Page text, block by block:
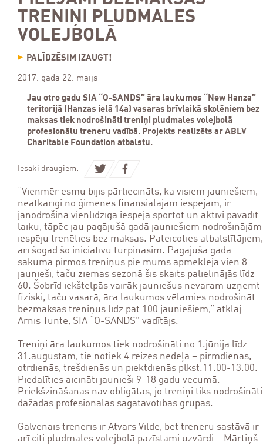
TRENIŅI PLUDMALES
VOLEJBOLĀ
PALĪDZĒSIM IZAUGT!
2017. gada 22. maijs
Jau otro gadu SIA “O-SANDS” āra laukumos “New Hanza”
teritorijā (Hanzas ielā 14a) vasaras brīvlaikā skolēniem bez
maksas tiek nodrošināti treniņi pludmales volejbolā
profesionālu treneru vadībā. Projekts realizēts ar ABLV
Charitable Foundation atbalstu.
Iesaki draugiem:
“Vienmēr esmu bijis pārliecināts, ka visiem jauniešiem,
neatkarīgi no ģimenes finansiālajām iespējām, ir
jānodrošina vienlīdzīga iespēja sportot un aktīvi pavadīt
laiku, tāpēc jau pagājušā gadā jauniešiem nodrošinājām
iespēju trenēties bez maksas. Pateicoties atbalstītājiem,
arī šogad šo iniciatīvu turpināsim. Pagājušā gada
sākumā pirmos treniņus pie mums apmeklēja vien 8
jaunieši, taču ziemas sezonā šis skaits palielinājās līdz
60. Šobrīd iekštelpās vairāk jauniešus nevaram uzņemt
fiziski, taču vasarā, āra laukumos vēlamies nodrošināt
bezmaksas treniņus līdz pat 100 jauniešiem,” atklāj
Arnis Tunte, SIA “O-SANDS” vadītājs.
Treniņi āra laukumos tiek nodrošināti no 1.jūnija līdz
31.augustam, tie notiek 4 reizes nedēļā – pirmdienās,
otrdienās, trešdienās un piektdienās plkst.11.00-13.00.
Piedalīties aicināti jaunieši 9-18 gadu vecumā.
Priekšzināšanas nav obligātas, jo treniņi tiks nodrošināti
dažādās profesionālās sagatavotības grupās.
Galvenais treneris ir Atvars Vilde, bet treneru sastāvā ir
arī citi pludmales volejbolā pazīstami uzvārdi – Mārtiņš